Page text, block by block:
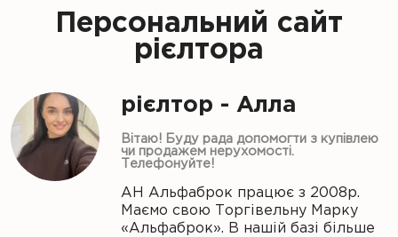
Персональний сайт
рієлтора
рієлтор - Алла
Вітаю! Буду рада допомогти з купівлею
чи продажем нерухомості.
Телефонуйте!
АН Альфаброк працює з 2008р.
Маємо свою Торгівельну Марку
«Альфаброк». В нашій базі більше